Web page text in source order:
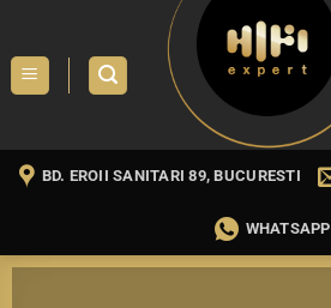
content
BD. EROII SANITARI 89, BUCURESTI
WHATSAPP